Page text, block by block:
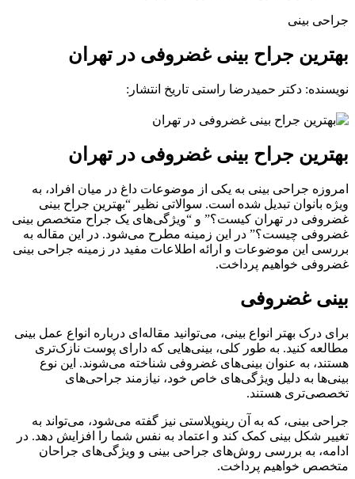
جراحی بینی
بهترین جراح بینی غضروفی در تهران
نویسنده: دکتر حمیدرضا راستی تاریخ انتشار:
بهترین جراح بینی غضروفی در تهران
امروزه جراحی بینی به یکی از موضوعات داغ در میان افراد، به
ویژه بانوان تبدیل شده است. سوالاتی نظیر “بهترین جراح بینی
غضروفی در تهران کیست؟” و “ویژگی‌های یک جراح متخصص بینی
غضروفی چیست؟” در این زمینه مطرح می‌شود. در این مقاله به
بررسی این موضوعات و ارائه اطلاعات مفید در زمینه جراحی بینی
غضروفی خواهیم پرداخت.
بینی غضروفی
برای درک بهتر انواع بینی، می‌توانید مقاله‌ای درباره انواع عمل بینی
مطالعه کنید. به طور کلی، بینی‌هایی که دارای پوست نازک‌تری
هستند، به عنوان بینی‌های غضروفی شناخته می‌شوند. این نوع
بینی‌ها به دلیل ویژگی‌های خاص خود، نیازمند جراحی‌های
تخصصی‌تری هستند.
جراحی بینی، که به آن رینوپلاستی نیز گفته می‌شود، می‌تواند به
تغییر شکل بینی کمک کند و اعتماد به نفس شما را افزایش دهد. در
ادامه، به بررسی روش‌های جراحی بینی و ویژگی‌های جراحان
متخصص خواهیم پرداخت.